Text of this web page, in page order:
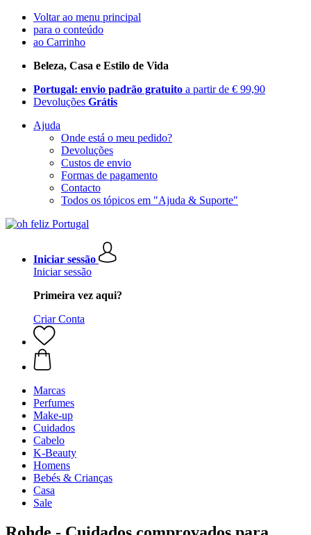
Voltar ao menu principal
para o conteúdo
ao Carrinho
Beleza, Casa e Estilo de Vida
Portugal: envio padrão gratuito a partir de € 99,90
Devoluções Grátis
Ajuda
Onde está o meu pedido?
Devoluções
Custos de envio
Formas de pagamento
Contacto
Todos os tópicos em "Ajuda & Suporte"
Iniciar sessão
Iniciar sessão
Primeira vez aqui?
Criar Conta
Marcas
Perfumes
Make-up
Cuidados
Cabelo
K-Beauty
Homens
Bebés & Crianças
Casa
Sale